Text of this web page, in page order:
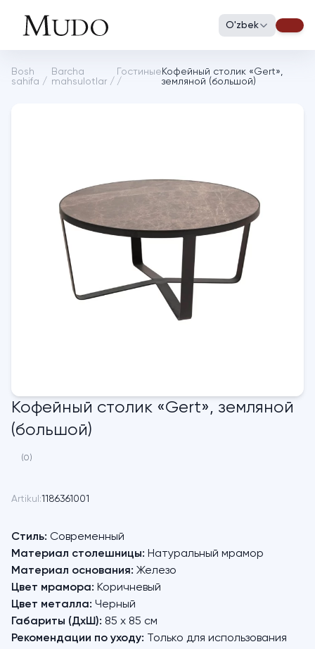
O'zbek
Bosh
sahifa /
Barcha
mahsulotlar /
Гостиные
/
Кофейный столик «Gert»,
земляной (большой)
Кофейный столик «Gert», земляной
(большой)
(0)
Artikul:1186361001
Стиль: Современный
Материал столешницы: Натуральный мрамор
Материал основания: Железо
Цвет мрамора: Коричневый
Цвет металла: Черный
Габариты (ДхШ): 85 х 85 см
Рекомендации по уходу: Только для использования